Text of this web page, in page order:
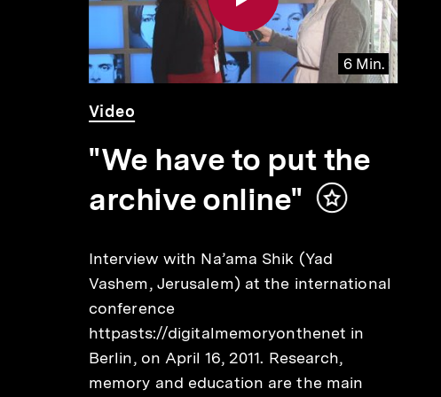
6 Min.
Video
Dauer
6
Min.
Video
"We have to put the
archive online"
Inhalt
Interview with Na’ama Shik (Yad
Vashem, Jerusalem) at the international
conference
httpasts://digitalmemoryonthenet in
Berlin, on April 16, 2011. Research,
memory and education are the main